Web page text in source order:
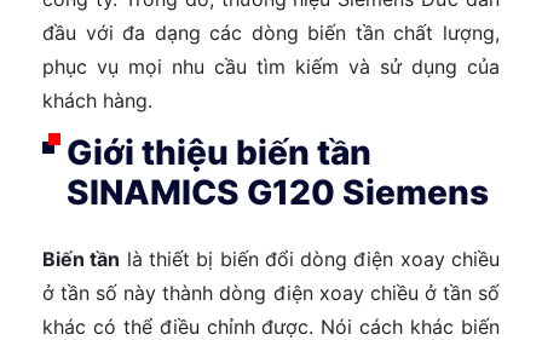
đầu với đa dạng các dòng biến tần chất lượng,
phục vụ mọi nhu cầu tìm kiếm và sử dụng của
khách hàng.
Giới thiệu biến tần
SINAMICS G120 Siemens
Biến tần là thiết bị biến đổi dòng điện xoay chiều
ở tần số này thành dòng điện xoay chiều ở tần số
khác có thể điều chỉnh được. Nói cách khác biến